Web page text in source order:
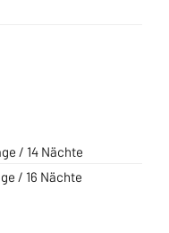
/ 14 Nächte
/ 16 Nächte